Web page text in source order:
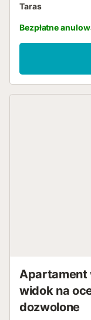
Taras
Bezpłatne
Apartament
widok na
dozwolone